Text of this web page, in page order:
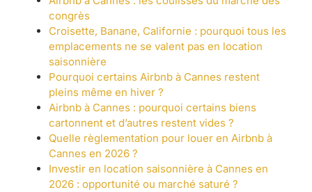
congrès
Croisette, Banane, Californie : pourquoi tous les
emplacements ne se valent pas en location
saisonnière
Pourquoi certains Airbnb à Cannes restent
pleins même en hiver ?
Airbnb à Cannes : pourquoi certains biens
cartonnent et d’autres restent vides ?
Quelle règlementation pour louer en Airbnb à
Cannes en 2026 ?
Investir en location saisonnière à Cannes en
2026 : opportunité ou marché saturé ?